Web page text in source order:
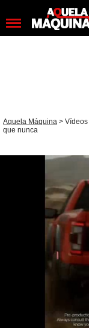
Aquela Máquina > Vídeos
que nunca